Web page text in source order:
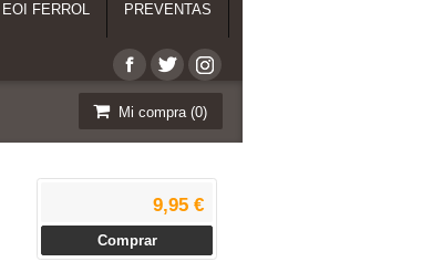
EOI FERROL PREVENTAS
Mi compra (0)
9,95 €
Comprar